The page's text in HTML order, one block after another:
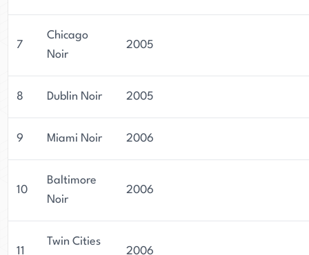
7
Chicago
Noir
2005
8 Dublin Noir 2005
9 Miami Noir 2006
10
Baltimore
Noir
2006
11
Twin Cities
2006